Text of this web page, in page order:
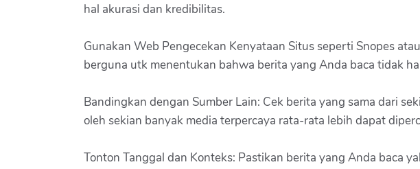
hal akurasi dan kredibilitas.
Gunakan Web Pengecekan Kenyataan Situs seperti Snopes atau
berguna utk menentukan bahwa berita yang Anda baca tidak
Bandingkan dengan Sumber Lain: Cek berita yang sama dari
oleh sekian banyak media terpercaya rata-rata lebih dapat
Tonton Tanggal dan Konteks: Pastikan berita yang Anda baca